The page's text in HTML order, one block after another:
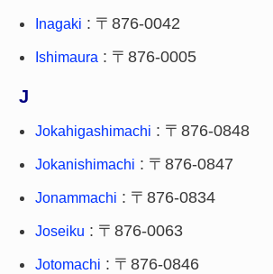
Inagaki : 〒876-0042
Ishimaura : 〒876-0005
J
Jokahigashimachi : 〒876-0848
Jokanishimachi : 〒876-0847
Jonammachi : 〒876-0834
Joseiku : 〒876-0063
Jotomachi : 〒876-0846